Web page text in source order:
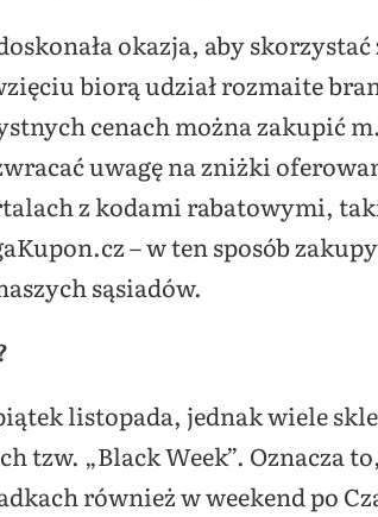
okazja, aby
biorą udział rozmaite
cenach można zakupić
uwagę na zniżki
z kodami rabatowymi,
– w ten sposób
sąsiadów.
listopada, jednak wiele
tzw. „Black Week”. Oznacza
również w weekend po